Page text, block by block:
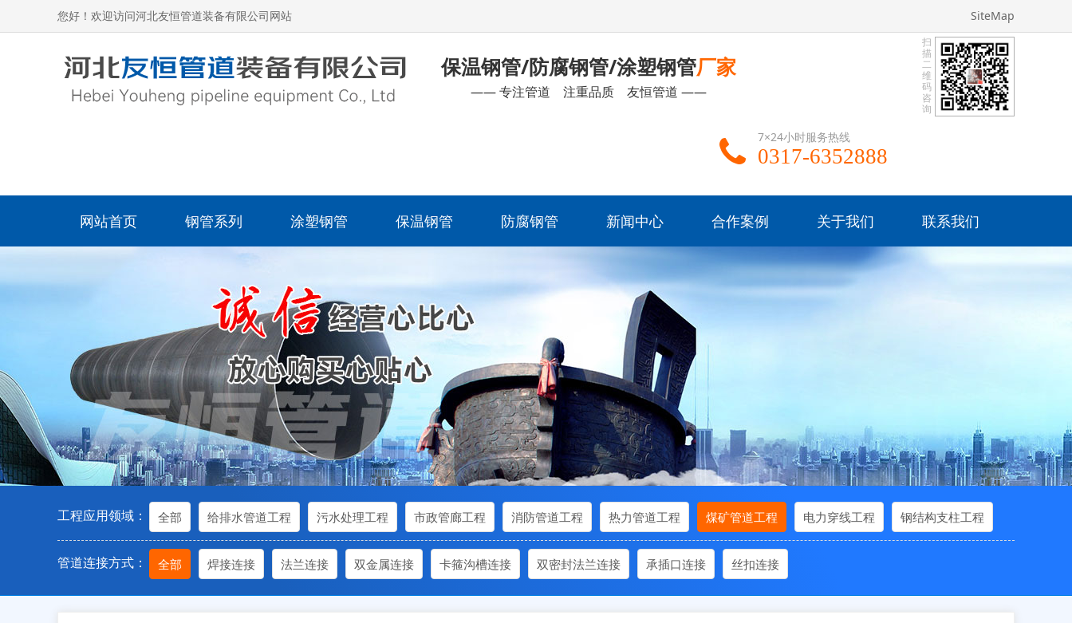
您好！欢迎访问河北友恒管道装备有限公司网站 SiteMap
保温钢管/防腐钢管/涂塑钢管厂家
—— 专注管道 注重品质 友恒管道 ——
扫
描
二
维
码
咨
询
7×24小时服务热线
0317-6352888
网站首页 钢管系列 涂塑钢管 保温钢管 防腐钢管 新闻中心 合作案例 关于我们 联系我们
工程应用领域： 全部 给排水管道工程 污水处理工程 市政管廊工程 消防管道工程 热力管道工程 煤矿管道工程 电力穿线工程 钢结构支柱工程
管道连接方式： 全部 焊接连接 法兰连接 双金属连接 卡箍沟槽连接 双密封法兰连接 承插口连接 丝扣连接